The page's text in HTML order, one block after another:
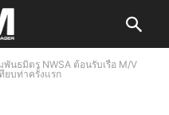
พันธมิตร NWSA ต้อนรับเรือ M/V
ยบท่าครั้งแรก